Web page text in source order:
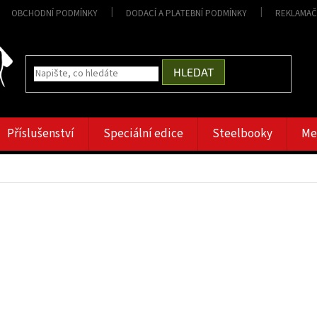
OBCHODNÍ PODMÍNKY DODACÍ A PLATEBNÍ PODMÍNKY
HLEDAT
Příslušenství Speciální edice Steelbooky